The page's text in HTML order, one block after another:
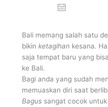
Bali memang salah satu
bikin ketagihan kesana.
saja tempat baru yang
ke Bali.
Bagi anda yang sudah
memuaskan diri saat
Bagus sangat cocok